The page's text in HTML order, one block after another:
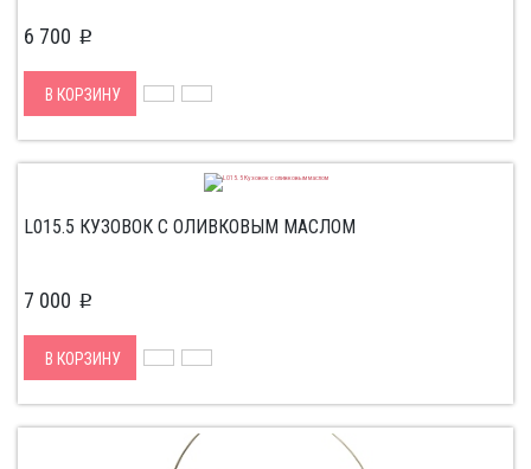
6 700 p
В КОРЗИНУ
L015.5 КУЗОВОК С ОЛИВКОВЫМ МАСЛОМ
7 000 p
В КОРЗИНУ